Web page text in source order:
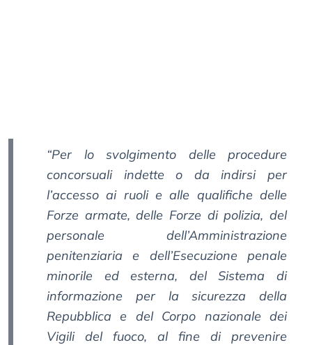
“Per lo svolgimento delle procedure
concorsuali indette o da indirsi per
l’accesso ai ruoli e alle qualifiche delle
Forze armate, delle Forze di polizia, del
personale dell’Amministrazione
penitenziaria e dell’Esecuzione penale
minorile ed esterna, del Sistema di
informazione per la sicurezza della
Repubblica e del Corpo nazionale dei
Vigili del fuoco, al fine di prevenire